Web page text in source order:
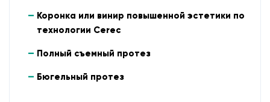
Коронка или винир повышенной эстетики по
технологии Cerec
Полный съемный протез
Бюгельный протез